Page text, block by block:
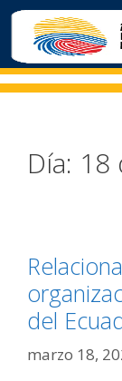
Día: 18
del
marzo 18,